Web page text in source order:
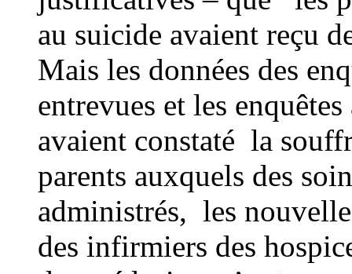
au suicide avaient reçu
Mais les données des
entrevues et les
avaient constaté la
parents auxquels des
administrés, les
des infirmiers des